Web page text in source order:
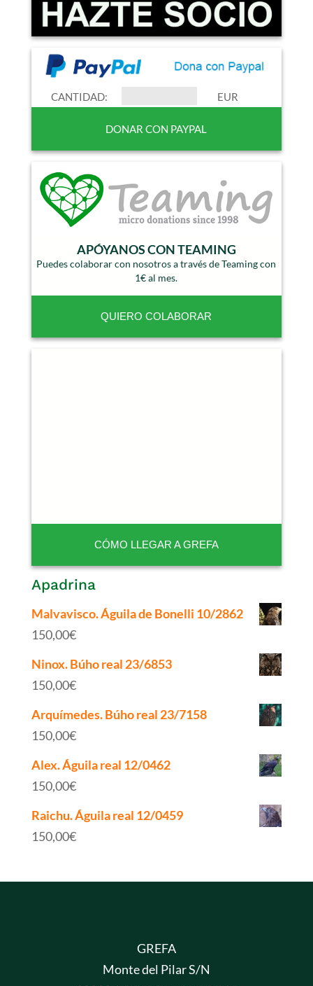
CANTIDAD: EUR
APÓYANOS CON TEAMING
Puedes colaborar con nosotros a través de Teaming con
1€ al mes.
QUIERO COLABORAR
CÓMO LLEGAR A GREFA
Apadrina
Malvavisco. Águila de Bonelli 10/2862
150,00€
Ninox. Búho real 23/6853
150,00€
Arquímedes. Búho real 23/7158
150,00€
Alex. Águila real 12/0462
150,00€
Raichu. Águila real 12/0459
150,00€
GREFA
Monte del Pilar S/N